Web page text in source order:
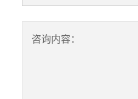
咨询内容：